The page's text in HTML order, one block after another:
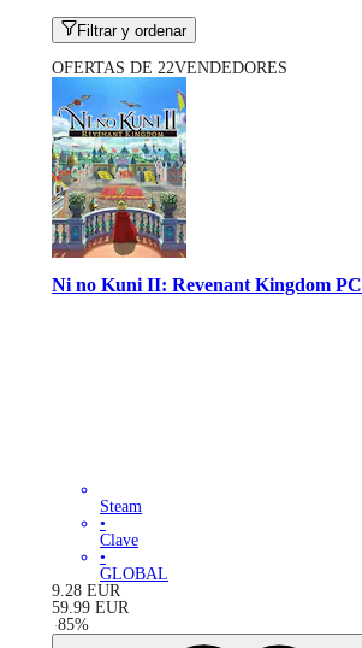
Filtrar y ordenar
OFERTAS DE 22VENDEDORES
Ni no Kuni II: Revenant Kingdom PC
Steam
•
Clave
•
GLOBAL
9.28 EUR
59.99 EUR
-85%